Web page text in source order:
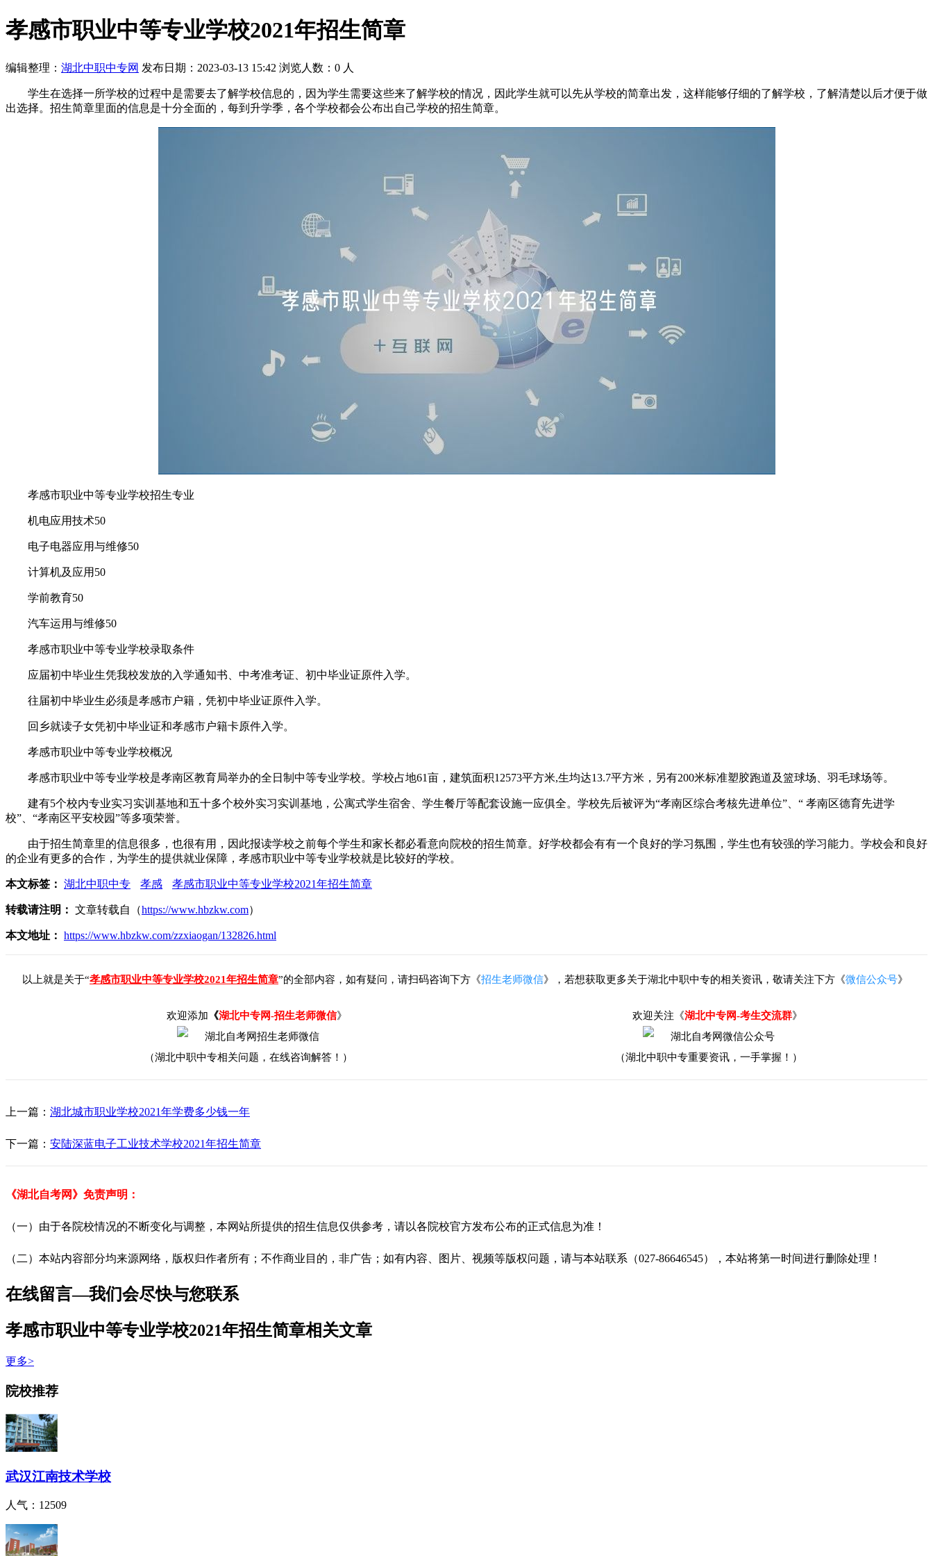
孝感市职业中等专业学校2021年招生简章
编辑整理： 湖北中职中专网 发布日期：2023-03-13 15:42 浏览人数： 0 人
学生在选择一所学校的过程中是需要去了解学校信息的，因为学生需要这些来了解学校的情况，因此学生就可以先从学校的简章出发，这样能够仔细的了解学校，了解清楚以后才便于做
出选择。招生简章里面的信息是十分全面的，每到升学季，各个学校都会公布出自己学校的招生简章。
孝感市职业中等专业学校招生专业
机电应用技术50
电子电器应用与维修50
计算机及应用50
学前教育50
汽车运用与维修50
孝感市职业中等专业学校录取条件
应届初中毕业生凭我校发放的入学通知书、中考准考证、初中毕业证原件入学。
往届初中毕业生必须是孝感市户籍，凭初中毕业证原件入学。
回乡就读子女凭初中毕业证和孝感市户籍卡原件入学。
孝感市职业中等专业学校概况
孝感市职业中等专业学校是孝南区教育局举办的全日制中等专业学校。学校占地61亩，建筑面积12573平方米,生均达13.7平方米，另有200米标准塑胶跑道及篮球场、羽毛球场等。
建有5个校内专业实习实训基地和五十多个校外实习实训基地，公寓式学生宿舍、学生餐厅等配套设施一应俱全。学校先后被评为“孝南区综合考核先进单位”、“ 孝南区德育先进学
校”、“孝南区平安校园”等多项荣誉。
由于招生简章里的信息很多，也很有用，因此报读学校之前每个学生和家长都必看意向院校的招生简章。好学校都会有有一个良好的学习氛围，学生也有较强的学习能力。学校会和良好
的企业有更多的合作，为学生的提供就业保障，孝感市职业中等专业学校就是比较好的学校。
本文标签： 湖北中职中专 孝感 孝感市职业中等专业学校2021年招生简章
转载请注明： 文章转载自（https://www.hbzkw.com）
本文地址： https://www.hbzkw.com/zzxiaogan/132826.html
以上就是关于“孝感市职业中等专业学校2021年招生简章”的全部内容，如有疑问，请扫码咨询下方《招生老师微信》，若想获取更多关于湖北中职中专的相关资讯，敬请关注下方《微信公众号》
欢迎添加 《湖北中专网-招生老师微信》
（湖北中职中专相关问题，在线咨询解答！）
欢迎关注《湖北中专网-考生交流群》
（湖北中职中专重要资讯，一手掌握！）
上一篇： 湖北城市职业学校2021年学费多少钱一年
下一篇： 安陆深蓝电子工业技术学校2021年招生简章
《湖北自考网》免责声明：
（一）由于各院校情况的不断变化与调整，本网站所提供的招生信息仅供参考，请以各院校官方发布公布的正式信息为准！
（二）本站内容部分均来源网络，版权归作者所有；不作商业目的，非广告；如有内容、图片、视频等版权问题，请与本站联系（027-86646545），本站将第一时间进行删除处理！
在线留言—我们会尽快与您联系
孝感市职业中等专业学校2021年招生简章相关文章
更多>
院校推荐
武汉江南技术学校
人气：12509